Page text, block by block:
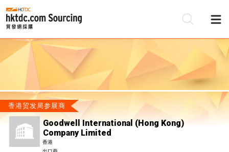
香港贸发局参展商
Goodwell International (Hong Kong)
Company Limited
香港